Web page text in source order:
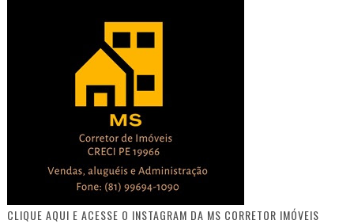
CLIQUE AQUI E ACESSE O INSTAGRAM DA MS CORRETOR IMÓVEIS